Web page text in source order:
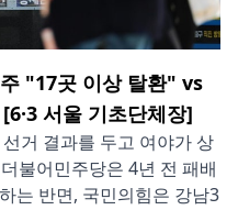
"17곳 이상 탈환" vs
서울 기초단체장]
거 결과를 두고 여야가 상
불어민주당은 4년 전 패배
는 반면, 국민의힘은 강남3